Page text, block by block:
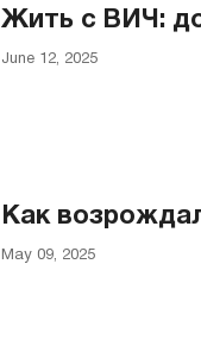
Жить с ВИЧ:
June 12, 2025
Как
May 09, 2025